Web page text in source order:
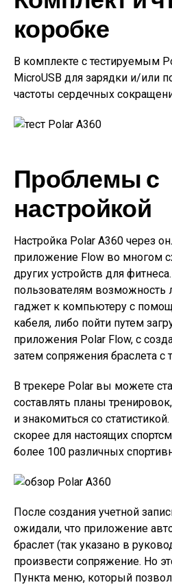
коробке
В комплекте с тестируемым
MicroUSB для зарядки и/или
частоты сердечных
Проблемы с
настройкой
Настройка Polar A360 через
приложение Flow во многом
других устройств для
пользователям возможность
гаджет к компьютеру с
кабеля, либо пойти путем
приложения Polar Flow, с
затем сопряжения браслета с
В трекере Polar вы можете
составлять планы
и знакомиться со
скорее для настоящих
более 100 различных
После создания учетной
ожидали, что приложение
браслет (так указано в
произвести сопряжение. Но
Пункта меню, который